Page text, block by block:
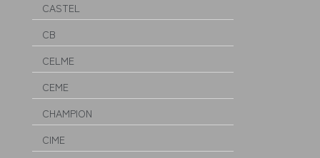
CASTEL
CB
CELME
CEME
CHAMPION
CIME